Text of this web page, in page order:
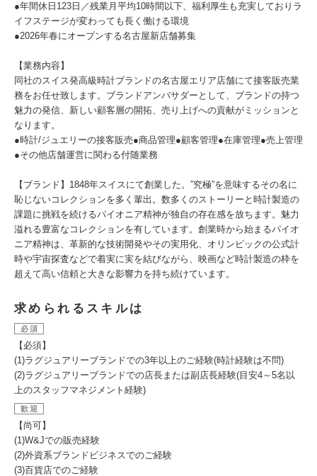
●年間休日123日／残業月平均10時間以下、福利厚生も充実しておりラ
イフステージが変わっても長く働ける環境
●2026年春にオープンする名古屋新店舗募集
【業務内容】
同社のスイス発高級時計ブランドの名古屋エリア店舗にて接客販売業
務をお任せ致します。ブランドアンバサダーとして、ブランドの持つ
魅力の発信、新しい顧客層の開拓、売り上げへの貢献がミッションと
なります。
●時計/ジュエリーの接客販売●商品管理●顧客管理●在庫管理●売上管理
●その他店舗運営に関わる付随業務
【ブランド】1848年スイスにて創業した。”究極”を意味するその名に
恥じないコレクションを多く輩出。数多くのストーリーと時計製造の
課題に挑戦を続けるパイオニア精神が独自の存在感を放ちます。魅力
溢れる豊富なコレクションを有しています。創業時から始まるパイオ
ニア精神は、革新的な技術開発やその実用化、オリンピックの公式計
時や宇宙探査などで着実に実を結びながら、映画など時計製造の枠を
超えて高い信頼と大きな影響力を持ち続けています。
求められるスキルは
必須
【必須】
(1)ラグジュアリーブランドでの3年以上のご経験(時計経験は不問)
(2)ラグジュアリーブランドでの店長または副店長経験(目安4～5名以
上のスタッフマネジメント経験)
歓迎
【尚可】
(1)W&Jでの販売経験
(2)外資系ブランドビジネスでのご経験
(3)百貨店でのご経験